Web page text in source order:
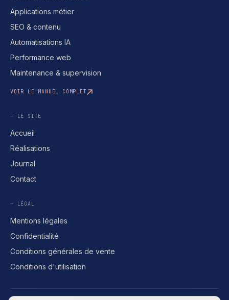
Applications métier
SEO & contenu
Automatisations IA
Performance web
Maintenance & supervision
VOIR LE MANUEL COMPLET
— LE SITE
Accueil
Réalisations
Journal
Contact
— LÉGAL
Mentions légales
Confidentialité
Conditions générales de vente
Conditions d'utilisation